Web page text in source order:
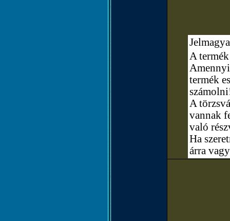
A
termék
A
vannak
való
Ha
árra